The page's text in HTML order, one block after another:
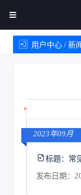
用户中心 / 新
2023年09月
标题： 常
发布日期：